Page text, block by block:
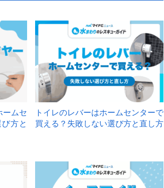
ームセ
方と
トイレのレバーはホームセンターで
買える？失敗しない選び方と直し方